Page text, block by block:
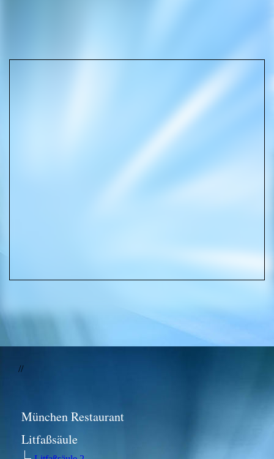
//
München Restaurant
Litfaßsäule